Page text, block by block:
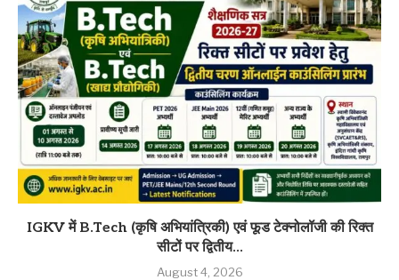
IGKV में B.Tech (कृषि अभियांत्रिकी) एवं फूड टेक्नोलॉजी की रिक्त
सीटों पर द्वितीय...
August 4, 2026